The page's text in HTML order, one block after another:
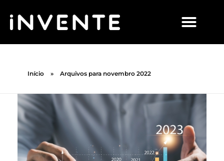
Início » Arquivos para novembro 2022